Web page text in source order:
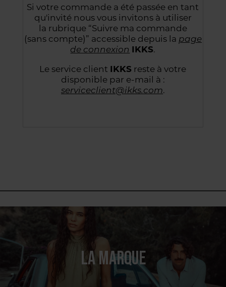
Si votre commande a été passée en tant
qu'invité nous vous invitons à utiliser
la rubrique “Suivre ma commande
(sans compte)” accessible depuis la page
de connexion IKKS.
Le service client IKKS reste à votre
disponible par e-mail à :
serviceclient@ikks.com.
LA MARQUE